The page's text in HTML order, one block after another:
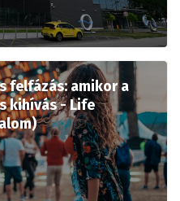
felfázás: amikor a
kihívás - Life